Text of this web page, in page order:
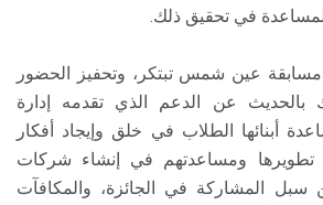
للمساعدة في تحقيق ذلك.
عين شمس تبتكر، وتحفيز الحضور
بالحديث عن الدعم الذي تقدمه إدارة
أبنائها الطلاب في خلق وإيجاد أفكار
تطويرها ومساعدتهم في إنشاء شركات
المشاركة في الجائزة، والمكافآت